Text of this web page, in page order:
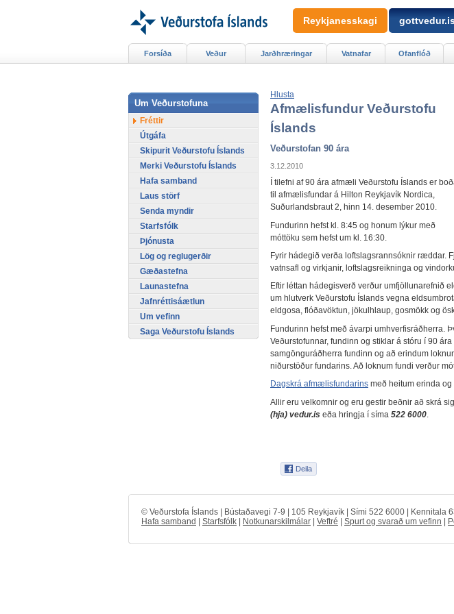
Hlusta
Afmælisfundur Veðurstofu
Íslands
Veðurstofan 90 ára
3.12.2010
Í tilefni af 90 ára afmæli Veðurstofu Íslands er
til afmælisfundar á Hilton Reykjavík Nordica,
Suðurlandsbraut 2, hinn 14. desember 2010.
Fundurinn hefst kl. 8:45 og honum lýkur með
móttöku sem hefst um kl. 16:30.
Fyrir hádegið verða loftslagsrannsóknir ræddar.
vatnsafl og virkjanir, loftslagsreikninga og
Eftir léttan hádegisverð verður umfjöllunarefnið
um hlutverk Veðurstofu Íslands vegna
eldgosa, flóðavöktun, jökulhlaup, gosmökk og
Fundurinn hefst með ávarpi umhverfisráðherra.
Veðurstofunnar, fundinn og stiklar á stóru í 90
samgönguráðherra fundinn og að erindum
niðurstöður fundarins. Að loknum fundi verður
Dagskrá afmælisfundarins með heitum erinda
Allir eru velkomnir og eru gestir beðnir að skrá
(hja) vedur.is eða hringja í síma 522 6000
Forsíða Veður Jarðhræringar Vatnafar Ofanflóð
Um Veðurstofuna
Fréttir
Útgáfa
Skipurit Veðurstofu Íslands
Merki Veðurstofu Íslands
Hafa samband
Laus störf
Senda myndir
Starfsfólk
Þjónusta
Lög og reglugerðir
Gæðastefna
Launastefna
Jafnréttisáætlun
Um vefinn
Saga Veðurstofu Íslands
Reykjanesskagi
© Veðurstofa Íslands | Bústaðavegi 7-9 | 105 Reykjavík | Sími 522 6000 | Kennitala
Hafa samband
Starfsfólk Notkunarskilmálar Veftré Spurt og svarað um vefinn